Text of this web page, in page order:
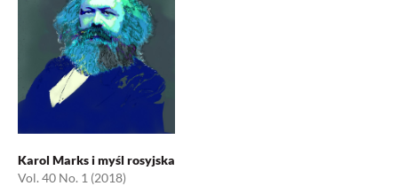
Karol Marks i myśl rosyjska
Vol. 40 No. 1 (2018)